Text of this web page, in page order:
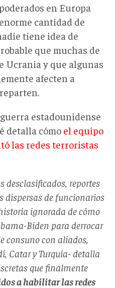
en Europa
cantidad de
tiene idea de
que muchas de
Ucrania y que algunas
afecten a
estadounidense
detalla cómo el equipo
las redes terroristas
desclasificados, reportes
dispersas de funcionarios
ignorada de cómo
Biden para derrocar
consuno con aliados,
Catar y Turquía- detalla
que finalmente
a habilitar las redes